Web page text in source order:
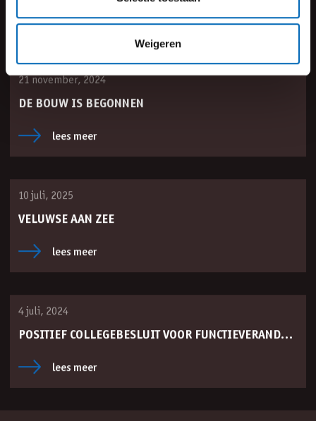
Weigeren
21 november, 2024
DE BOUW IS BEGONNEN
lees meer
10 juli, 2025
VELUWSE AAN ZEE
lees meer
4 juli, 2024
POSITIEF COLLEGEBESLUIT VOOR FUNCTIEVERANDERING
lees meer